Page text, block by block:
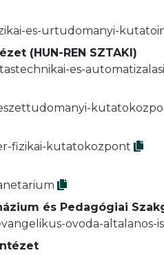
es-urtudomanyi-
(HUN-REN SZTAKI)
es-
fizikai-kutatokozpont
és Pedagógiai
ovoda-altalanos-